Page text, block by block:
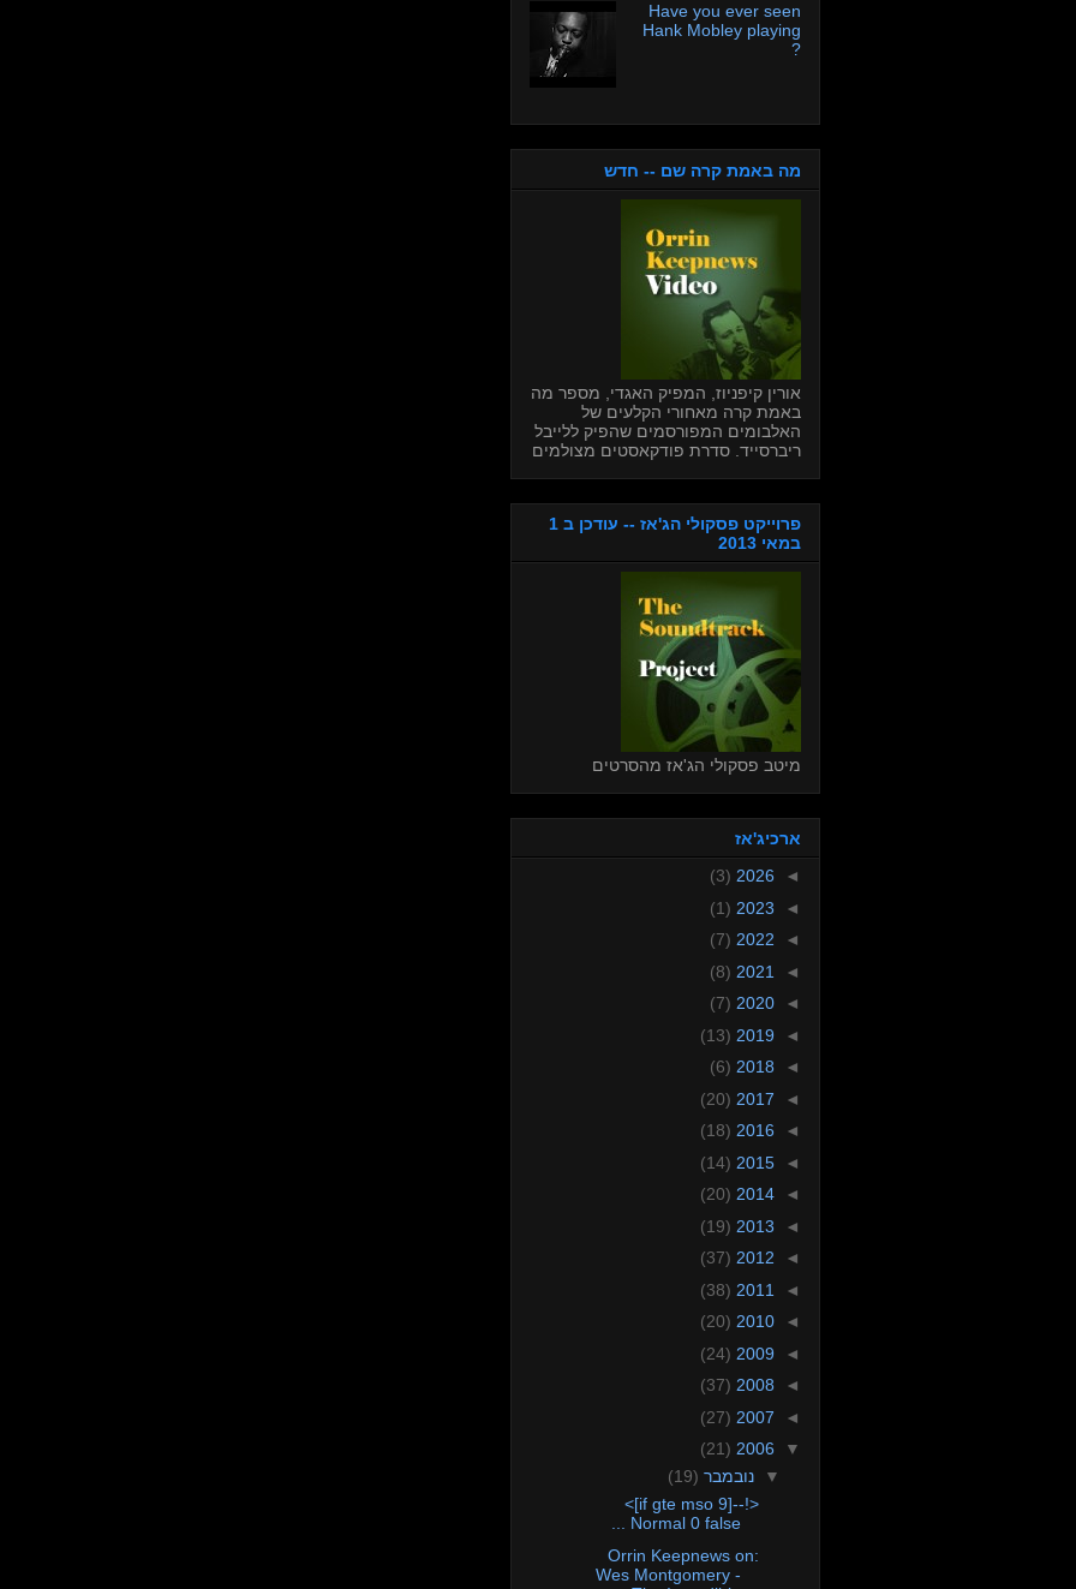
Have you ever seen
Hank Mobley playing
?
מה באמת קרה שם -- חדש
אורין קיפניוז, המפיק האגדי, מספר מה
באמת קרה מאחורי הקלעים של
האלבומים המפורסמים שהפיק ללייבל
ריברסייד. סדרת פודקאסטים מצולמים
פרוייקט פסקולי הג'אז -- עודכן ב 1
במאי 2013
מיטב פסקולי הג'אז מהסרטים
ארכיג'אז
◄
2026
(3)
◄
2023
(1)
◄
2022
(7)
◄
2021
(8)
◄
2020
(7)
◄
2019
(13)
◄
2018
(6)
◄
2017
(20)
◄
2016
(18)
◄
2015
(14)
◄
2014
(20)
◄
2013
(19)
◄
2012
(37)
◄
2011
(38)
◄
2010
(20)
◄
2009
(24)
◄
2008
(37)
◄
2007
(27)
▼
2006
(21)
▼ נובמבר (19)
<!--[if gte mso 9]>
Normal 0 false ...
Orrin Keepnews on:
Wes Montgomery -